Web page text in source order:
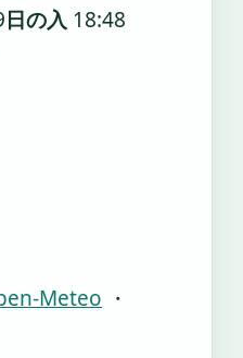
日の入 18:48
Meteo ・